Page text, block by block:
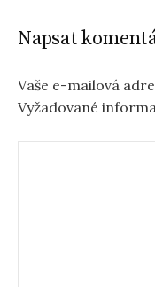
Napsat
Vaše e-mailová
Vyžadované